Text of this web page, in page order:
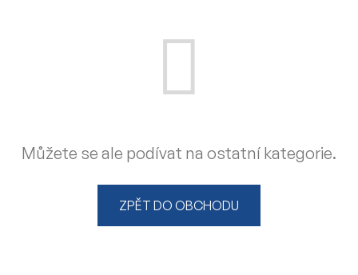
Můžete se ale podívat na ostatní kategorie.
ZPĚT DO OBCHODU